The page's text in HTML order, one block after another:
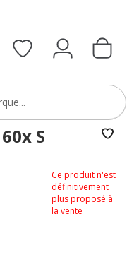
S
Ce produit n'est
définitivement
plus proposé à
la vente